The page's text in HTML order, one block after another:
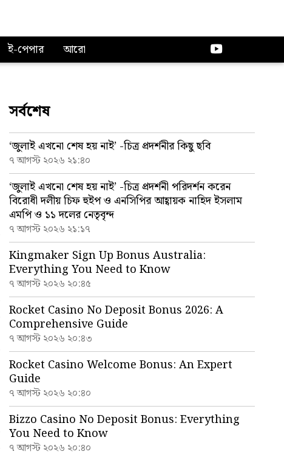
ই-পেপার আরো
সর্বশেষ
‘জুলাই এখনো শেষ হয় নাই’ -চিত্র প্রদর্শনীর কিছু ছবি
৭ আগস্ট ২০২৬ ২১:৪০
‘জুলাই এখনো শেষ হয় নাই’ -চিত্র প্রদর্শনী পরিদর্শন করেন
বিরোধী দলীয় চিফ হুইপ ও এনসিপির আহ্বায়ক নাহিদ ইসলাম
এমপি ও ১১ দলের নেতৃবৃন্দ
৭ আগস্ট ২০২৬ ২১:১৭
Kingmaker Sign Up Bonus Australia:
Everything You Need to Know
৭ আগস্ট ২০২৬ ২০:৪৫
Rocket Casino No Deposit Bonus 2026: A
Comprehensive Guide
৭ আগস্ট ২০২৬ ২০:৪৩
Rocket Casino Welcome Bonus: An Expert
Guide
৭ আগস্ট ২০২৬ ২০:৪০
Bizzo Casino No Deposit Bonus: Everything
You Need to Know
৭ আগস্ট ২০২৬ ২০:৪০